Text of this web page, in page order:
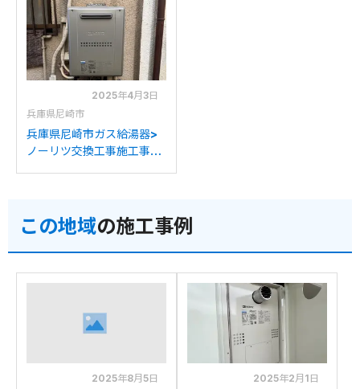
GTH-C2459AWD-1BLへ
の交換
2025年4月3日
兵庫県尼崎市
兵庫県尼崎市ガス給湯器>
ノーリツ交換工事施工事
この地域の施工事例
2025年8月5日
2025年2月1日